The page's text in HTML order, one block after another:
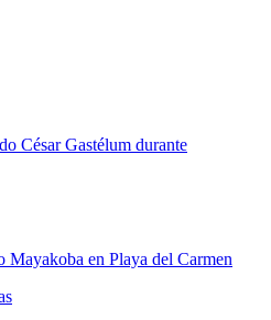
César Gastélum durante
en Playa del Carmen